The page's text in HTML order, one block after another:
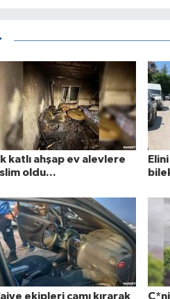
katlı ahşap ev alevlere
oldu...
ekipleri camı kırarak